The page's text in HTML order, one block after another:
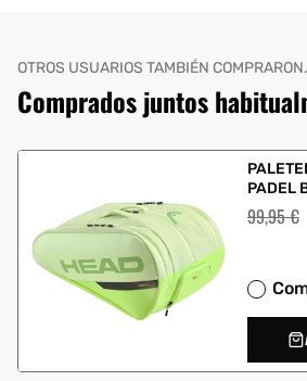
OTROS USUARIOS TAMBIÉN
Comprados juntos
PADEL
Precio
habitual
99,95 €